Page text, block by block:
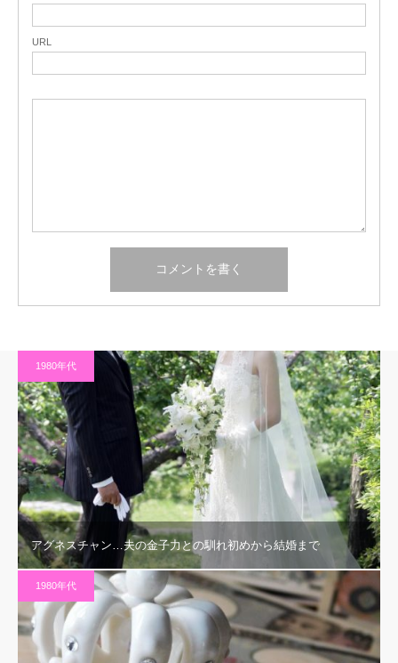
URL
1980年代
アグネスチャン…夫の金子力との馴れ初めから結婚まで
1980年代